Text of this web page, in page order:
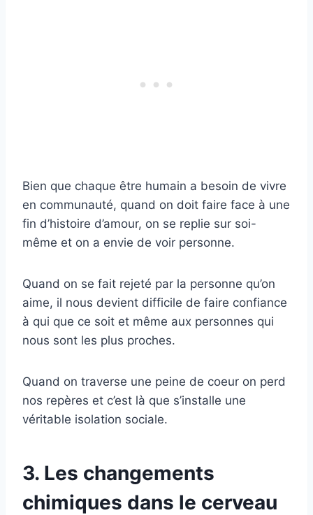
Bien que chaque être humain a besoin de vivre
en communauté, quand on doit faire face à une
fin d’histoire d’amour, on se replie sur soi-
même et on a envie de voir personne.
Quand on se fait rejeté par la personne qu’on
aime, il nous devient difficile de faire confiance
à qui que ce soit et même aux personnes qui
nous sont les plus proches.
Quand on traverse une peine de coeur on perd
nos repères et c’est là que s’installe une
véritable isolation sociale.
3. Les changements
chimiques dans le cerveau